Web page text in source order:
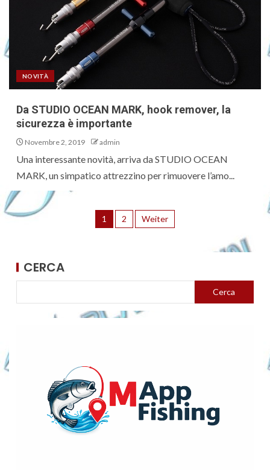
NOVITÀ
Da STUDIO OCEAN MARK, hook remover, la
sicurezza è importante
Novembre 2, 2019 admin
Una interessante novità, arriva da STUDIO OCEAN
MARK, un simpatico attrezzino per rimuovere l’amo...
1 2 Weiter
CERCA
Cerca